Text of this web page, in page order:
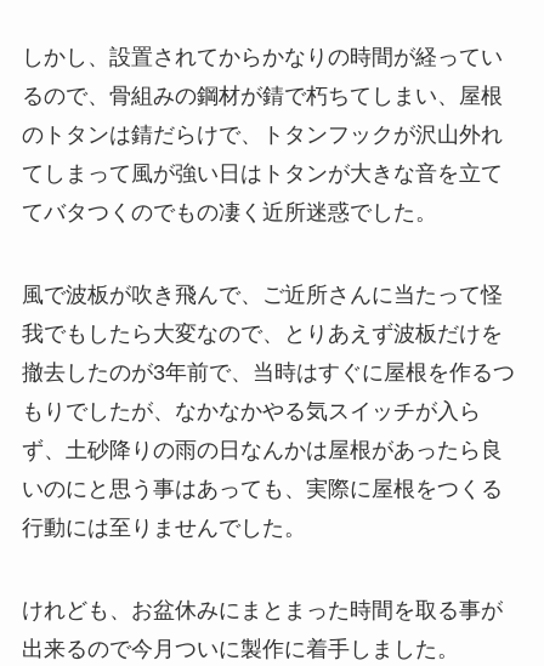
しかし、設置されてからかなりの時間が経ってい
るので、骨組みの鋼材が錆で朽ちてしまい、屋根
のトタンは錆だらけで、トタンフックが沢山外れ
てしまって風が強い日はトタンが大きな音を立て
てバタつくのでもの凄く近所迷惑でした。
風で波板が吹き飛んで、ご近所さんに当たって怪
我でもしたら大変なので、とりあえず波板だけを
撤去したのが3年前で、当時はすぐに屋根を作るつ
もりでしたが、なかなかやる気スイッチが入ら
ず、土砂降りの雨の日なんかは屋根があったら良
いのにと思う事はあっても、実際に屋根をつくる
行動には至りませんでした。
けれども、お盆休みにまとまった時間を取る事が
出来るので今月ついに製作に着手しました。